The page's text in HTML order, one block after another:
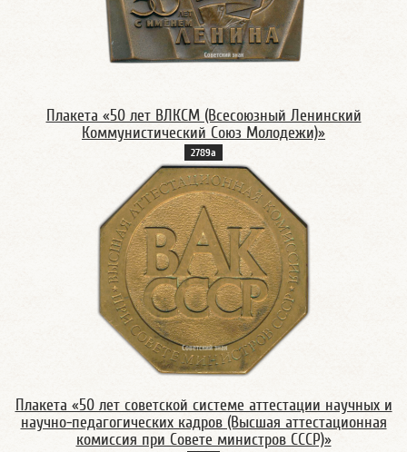
Плакета «50 лет ВЛКСМ (Всесоюзный Ленинский
Коммунистический Союз Молодежи)»
2789а
Плакета «50 лет советской системе аттестации научных и
научно-педагогических кадров (Высшая аттестационная
комиссия при Совете министров СССР)»